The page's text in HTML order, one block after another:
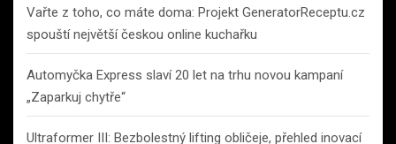
Vařte z toho, co máte doma: Projekt GeneratorReceptu.cz
spouští největší českou online kuchařku
Automyčka Express slaví 20 let na trhu novou kampaní
„Zaparkuj chytře“
Ultraformer III: Bezbolestný lifting obličeje, přehled inovací